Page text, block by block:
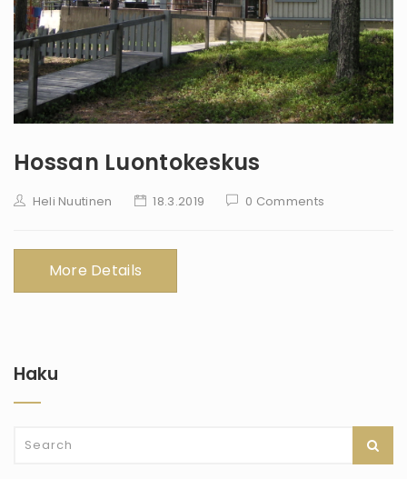
Hossan Luontokeskus
Heli Nuutinen 18.3.2019 0 Comments
More Details
Haku